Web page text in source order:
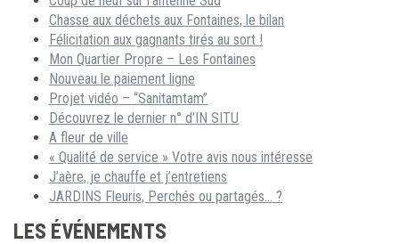
Chasse aux déchets aux Fontaines, le bilan
Félicitation aux gagnants tirés au sort !
Mon Quartier Propre – Les Fontaines
Nouveau le paiement ligne
Projet vidéo – “Sanitamtam”
Découvrez le dernier n° d’IN SITU
A fleur de ville
« Qualité de service » Votre avis nous intéresse
J’aère, je chauffe et j’entretiens
JARDINS Fleuris, Perchés ou partagés… ?
LES ÉVÉNEMENTS